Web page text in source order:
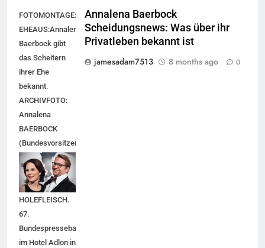
FOTOMONTAGE:
EHEAUS:Annalena
Baerbock gibt
das Scheitern
ihrer Ehe
bekannt.
ARCHIVFOTO:
Annalena
BAERBOCK
(Bundesvorsitzende
Buendnis90/DieGruenen)
mit Ehemann
Daniel
HOLEFLEISCH.
67.
Bundespresseball
im Hotel Adlon in
Annalena Baerbock
Scheidungsnews: Was über ihr
Privatleben bekannt ist
jamesadam7513
8 months ago 0